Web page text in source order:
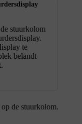
stuurkolom
te
belandt
de stuurkolom.